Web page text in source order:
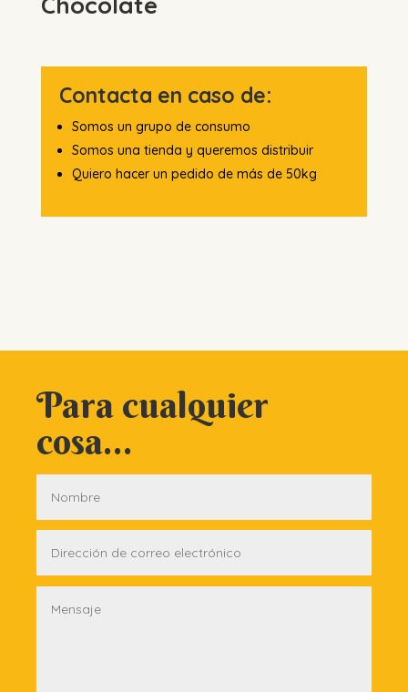
Contacta en caso de:
Somos un grupo de consumo
Somos una tienda y queremos distribuir
Quiero hacer un pedido de más de 50kg
Para cualquier
cosa...